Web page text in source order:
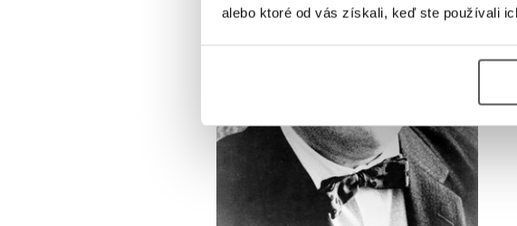
alebo ktoré od vás získali, keď ste používali